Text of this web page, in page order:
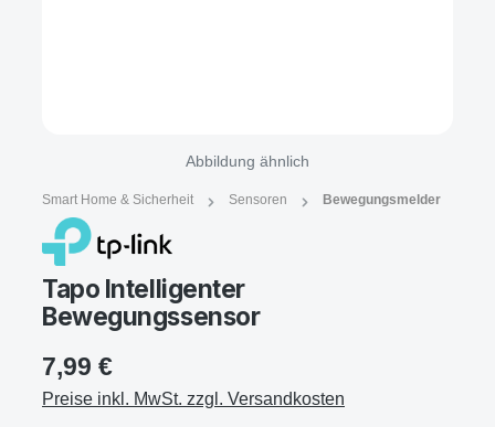
Abbildung ähnlich
Smart Home & Sicherheit Sensoren Bewegungsmelder
Tapo Intelligenter
Bewegungssensor
7,99 €
Preise inkl. MwSt. zzgl. Versandkosten